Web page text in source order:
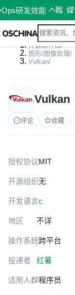
研发效能
开源软件库/
图形/图像处理/
Vulkan/
Vulkan
评论 收藏
授权协议MIT
开源组织无
开发语言c
地区 不详
操作系统跨平台
投递者 红薯
适用人群程序员